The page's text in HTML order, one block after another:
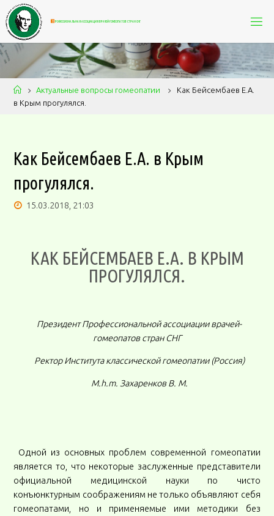
П РОФЕССИОНАЛЬНАЯАССОЦИАЦИЯВРАЧЕЙ-ГОМЕОПАТОВСТРАНСНГ
Актуальные вопросы гомеопатии
Как Бейсембаев Е.А.
в Крым прогулялся.
Как Бейсембаев Е.А. в Крым
прогулялся.
15.03.2018, 21:03
КАК БЕЙСЕМБАЕВ Е.А. В КРЫМ
ПРОГУЛЯЛСЯ.
Президент Профессиональной ассоциации врачей-
гомеопатов стран СНГ
Ректор Института классической гомеопатии (Россия)
M.h.m. Захаренков В. М.
Одной из основных проблем современной гомеопатии
является то, что некоторые заслуженные представители
официальной медицинской науки по чисто
конъюнктурным соображениям не только объявляют себя
гомеопатами, но и применяемые ими методики без